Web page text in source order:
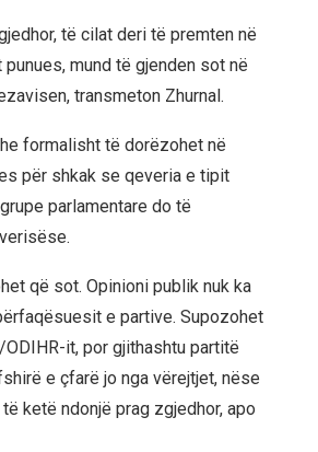
të cilat deri të premten në
mund të gjenden sot në
transmeton Zhurnal.
formalisht të dorëzohet në
për shkak se qeveria e tipit
parlamentare do të
që sot. Opinioni publik nuk ka
e partive. Supozohet
it, por gjithashtu partitë
e çfarë jo nga vërejtjet, nëse
ketë ndonjë prag zgjedhor, apo